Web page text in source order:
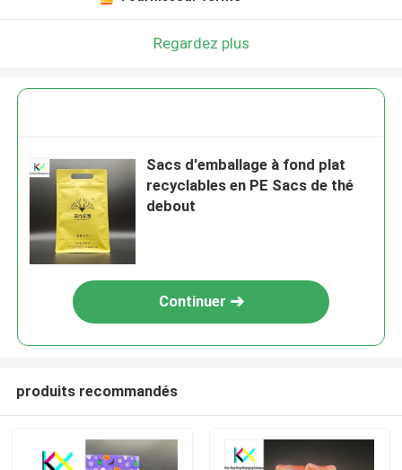
Regardez plus
Sacs d'emballage à fond plat
recyclables en PE Sacs de thé
debout
Continuer
produits recommandés